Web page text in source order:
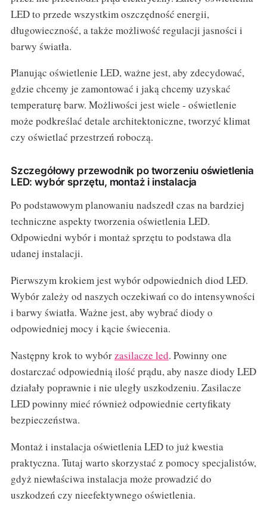
LED to przede wszystkim oszczędność energii,
długowieczność, a także możliwość regulacji jasności i
barwy światła.
Planując oświetlenie LED, ważne jest, aby zdecydować,
gdzie chcemy je zamontować i jaką chcemy uzyskać
temperaturę barw. Możliwości jest wiele - oświetlenie
może podkreślać detale architektoniczne, tworzyć klimat
czy oświetlać przestrzeń roboczą.
Szczegółowy przewodnik po tworzeniu oświetlenia
LED: wybór sprzętu, montaż i instalacja
Po podstawowym planowaniu nadszedł czas na bardziej
techniczne aspekty tworzenia oświetlenia LED.
Odpowiedni wybór i montaż sprzętu to podstawa dla
udanej instalacji.
Pierwszym krokiem jest wybór odpowiednich diod LED.
Wybór zależy od naszych oczekiwań co do intensywności
i barwy światła. Ważne jest, aby wybrać diody o
odpowiedniej mocy i kącie świecenia.
Następny krok to wybórzasilacze led. Powinny one
dostarczać odpowiednią ilość prądu, aby nasze diody LED
działały poprawnie i nie uległy uszkodzeniu. Zasilacze
LED powinny mieć również odpowiednie certyfikaty
bezpieczeństwa.
Montaż i instalacja oświetlenia LED to już kwestia
praktyczna. Tutaj warto skorzystać z pomocy specjalistów,
gdyż niewłaściwa instalacja może prowadzić do
uszkodzeń czy nieefektywnego oświetlenia.